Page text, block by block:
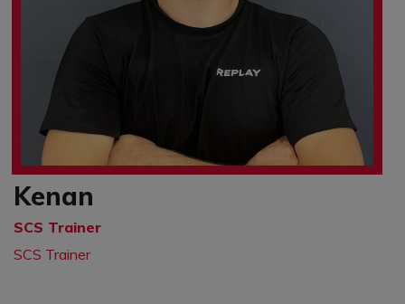
Kenan
SCS Trainer
SCS Trainer